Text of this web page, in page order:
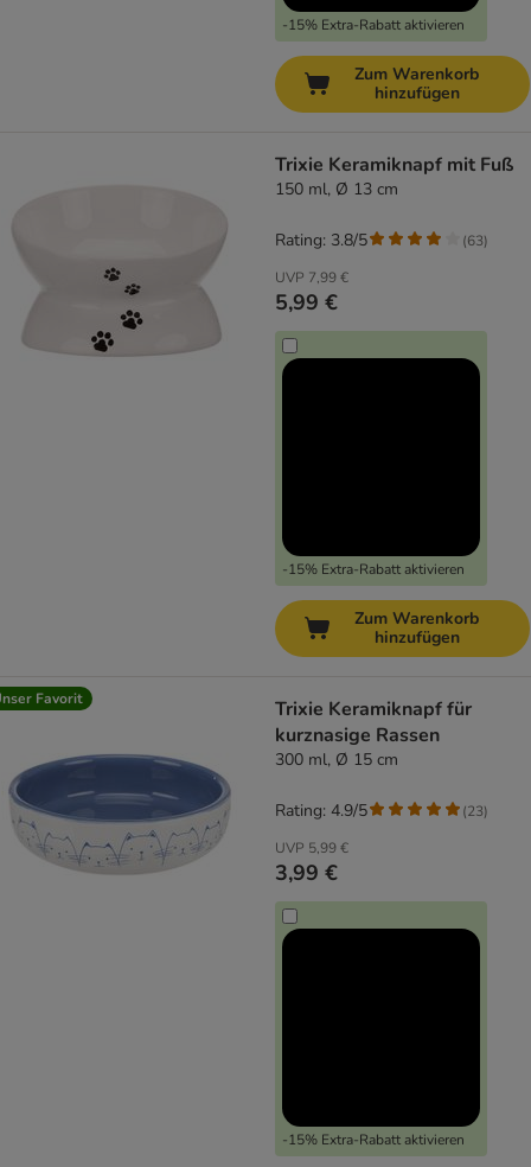
-15% Extra-Rabatt aktivieren
Zum Warenkorb
hinzufügen
Trixie Keramiknapf mit Fuß
150 ml, Ø 13 cm
UVP 7,99 €
5,99 €
-15% Extra-Rabatt aktivieren
Rating: 3.8/5 (63)
Zum Warenkorb
hinzufügen
Favorit
Trixie Keramiknapf für
kurznasige Rassen
300 ml, Ø 15 cm
UVP 5,99 €
3,99 €
-15% Extra-Rabatt aktivieren
Rating: 4.9/5 (23)